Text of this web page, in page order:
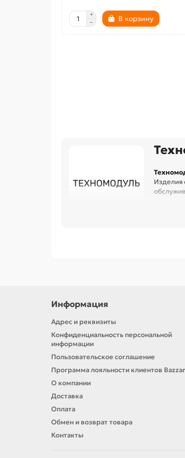
В корзину
Изделия
Информация
Адрес и реквизиты
Конфиденциальность персональной
информации
Пользовательское соглашение
Программа лояльности клиентов Bazzar
О компании
Доставка
Оплата
Обмен и возврат товара
Контакты